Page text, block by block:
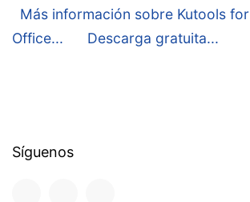
Más información sobre Kutools for
Office...
Descarga gratuita...
Síguenos